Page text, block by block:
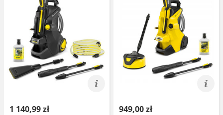
1 140,99 zł 949,00 zł